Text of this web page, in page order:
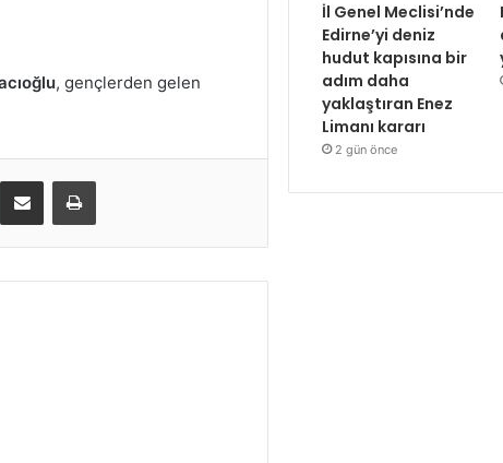
, gençlerden gelen
E-Posta ile paylaş Yazdır
İl Genel Meclisi’nde
Edirne’yi deniz
hudut kapısına bir
adım daha
yaklaştıran Enez
Limanı kararı
2 gün önce